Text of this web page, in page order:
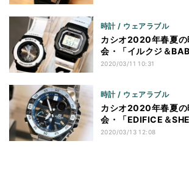
時計 / ウェアラブル
カシオ2020年春夏の
会・「イルクジ＆
2020/03/11 10:31
時計 / ウェアラブル
カシオ2020年春夏の
会・「EDIFICE＆
2020/03/13 12:08